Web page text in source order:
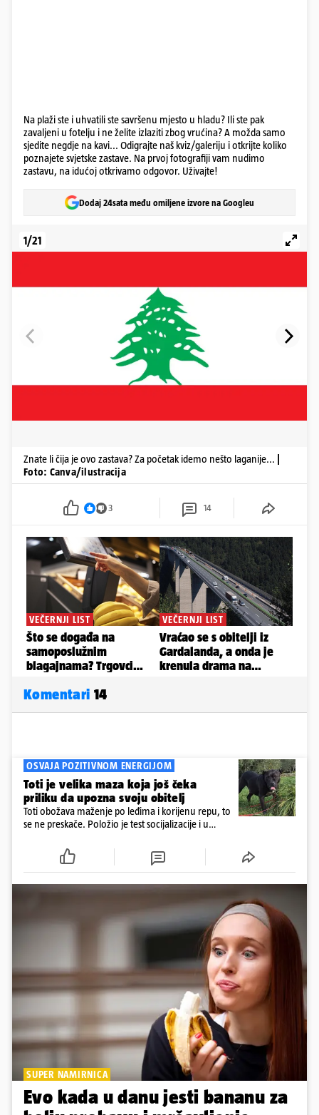
Na plaži ste i uhvatili ste savršenu mjesto u hladu? Ili ste pak
zavaljeni u fotelju i ne želite izlaziti zbog vrućina? A možda samo
sjedite negdje na kavi... Odigrajte naš kviz/galeriju i otkrijte koliko
poznajete svjetske zastave. Na prvoj fotografiji vam nudimo
zastavu, na idućoj otkrivamo odgovor. Uživajte!
Dodaj 24sata među omiljene izvore na Googleu
1/21
Znate li čija je ovo zastava? Za početak idemo nešto laganije...
Foto: Canva/ilustracija
3 14
Komentari 14
OSVAJA POZITIVNOM ENERGIJOM
Toti je velika maza koja još čeka
priliku da upozna svoju obitelj
Toti obožava maženje po leđima i korijenu repu, to
se ne preskače. Položio je test socijalizacije i u
cijepljen protiv virusnih zaraznih bolesti
SUPER NAMIRNICA
Evo kada u danu jesti bananu za